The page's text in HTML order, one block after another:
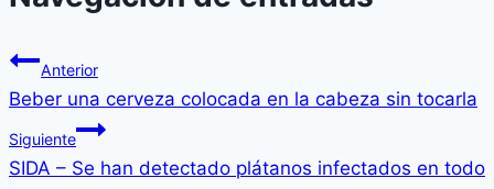
Anterior
Beber una cerveza colocada en la cabeza sin tocarla
Siguiente
SIDA – Se han detectado plátanos infectados en todo